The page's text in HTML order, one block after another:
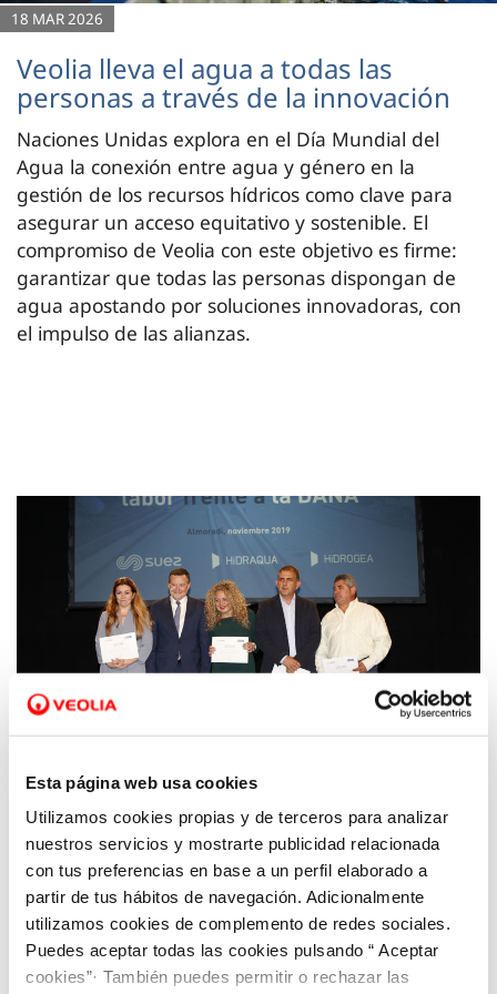
Esta página web usa cookies
Utilizamos cookies propias y de terceros para analizar
nuestros servicios y mostrarte publicidad relacionada
con tus preferencias en base a un perfil elaborado a
partir de tus hábitos de navegación. Adicionalmente
utilizamos cookies de complemento de redes sociales.
Puedes aceptar todas las cookies pulsando “ Aceptar
cookies”· También puedes permitir o rechazar las
18 MAR 2026
Veolia lleva el agua a todas las
personas a través de la innovación
Naciones Unidas explora en el Día Mundial del
Agua la conexión entre agua y género en la
gestión de los recursos hídricos como clave para
asegurar un acceso equitativo y sostenible. El
compromiso de Veolia con este objetivo es firme:
garantizar que todas las personas dispongan de
agua apostando por soluciones innovadoras, con
el impulso de las alianzas.
14 NOV 2019
Una herramienta pionera para atender
episodios hídricos extremos en los
municipios afectados por la DANA